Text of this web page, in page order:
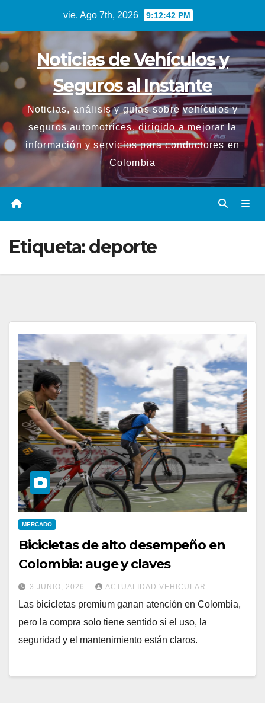
contenido
vie. Ago 7th, 2026 9:12:42 PM
Noticias de Vehículos y
Seguros al Instante
Noticias, análisis y guías sobre vehículos y
seguros automotrices, dirigido a mejorar la
información y servicios para conductores en
Colombia
Etiqueta:deporte
MERCADO
Bicicletas de alto desempeño en
Colombia: auge y claves
3 JUNIO, 2026 ACTUALIDAD VEHICULAR
Las bicicletas premium ganan atención en Colombia,
pero la compra solo tiene sentido si el uso, la
seguridad y el mantenimiento están claros.